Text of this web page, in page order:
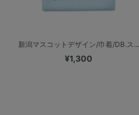
新潟マスコットデザイン/巾着/DB.ス...
¥1,300